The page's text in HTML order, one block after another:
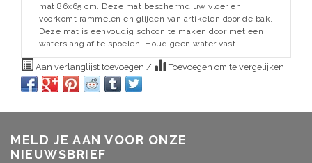
mat 86x65 cm. Deze mat beschermd uw vloer en
voorkomt rammelen en glijden van artikelen door de bak.
Deze mat is eenvoudig schoon te maken door met een
waterslang af te spoelen. Houd geen water vast.
Aan verlanglijst toevoegen / Toevoegen om te vergelijken
MELD JE AAN VOOR ONZE
NIEUWSBRIEF